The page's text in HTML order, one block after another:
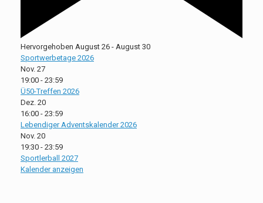
Hervorgehoben August 26 - August 30
Sportwerbetage 2026
Nov. 27
19:00 - 23:59
Ü50-Treffen 2026
Dez. 20
16:00 - 23:59
Lebendiger Adventskalender 2026
Nov. 20
19:30 - 23:59
Sportlerball 2027
Kalender anzeigen